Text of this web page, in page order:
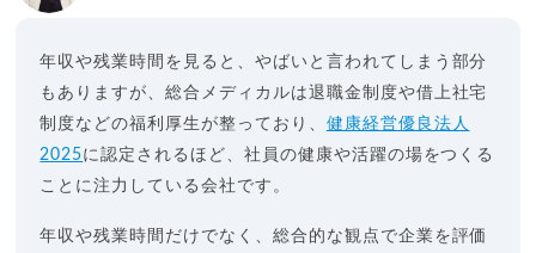
年収や残業時間を見ると、やばいと言われてしまう部分
もありますが、総合メディカルは退職金制度や借上社宅
制度などの福利厚生が整っており、 健康経営優良法人
2025に認定されるほど、社員の健康や活躍の場をつくる
ことに注力している会社です。
年収や残業時間だけでなく、総合的な観点で企業を評価